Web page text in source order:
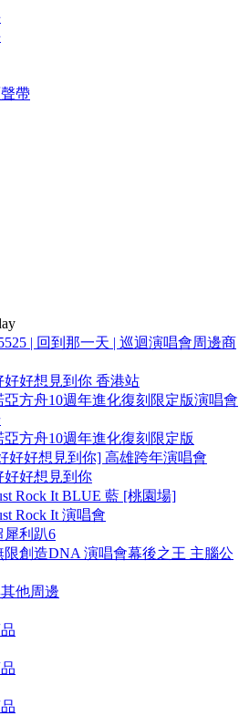
帶
| 回到那一天 | 巡迴演唱會周邊商
好好想見到你 香港站
亞方舟10週年進化復刻限定版演唱會
亞方舟10週年進化復刻限定版
好好想見到你] 高雄跨年演唱會
好好想見到你
Rock It BLUE 藍 [桃園場]
Rock It 演唱會
犀利趴6
限創造DNA 演唱會幕後之王 主腦公
他周邊